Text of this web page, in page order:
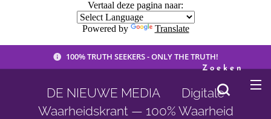
Vertaal deze pagina naar:
Powered by Translate
100% TRUTH SEEKERS - ONLY THE TRUTH!
DE NIEUWE MEDIA 🟣 Digitale
Waarheidskrant — 100% Waarheid
Zoeken